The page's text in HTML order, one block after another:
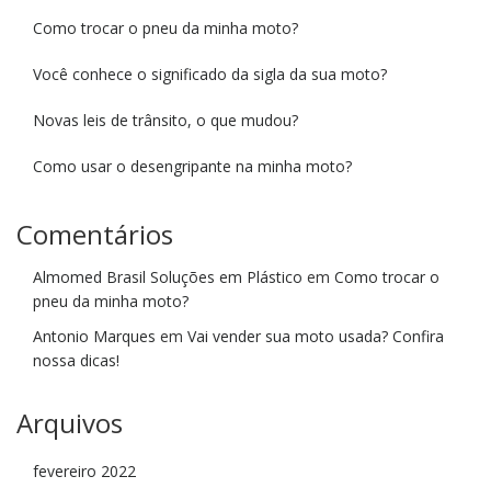
Como trocar o pneu da minha moto?
Você conhece o significado da sigla da sua moto?
Novas leis de trânsito, o que mudou?
Como usar o desengripante na minha moto?
Comentários
Almomed Brasil Soluções em Plástico em Como trocar o
pneu da minha moto?
Antonio Marques em Vai vender sua moto usada? Confira
nossa dicas!
Arquivos
fevereiro 2022